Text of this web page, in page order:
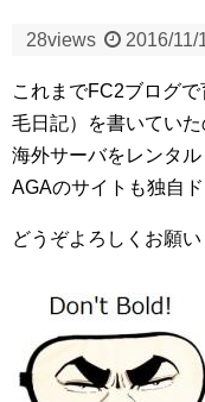
28views 2016/11/
これまでFC2ブログ
毛日記）を書いていた
海外サーバをレンタ
AGAのサイトも独自
どうぞよろしくお願い